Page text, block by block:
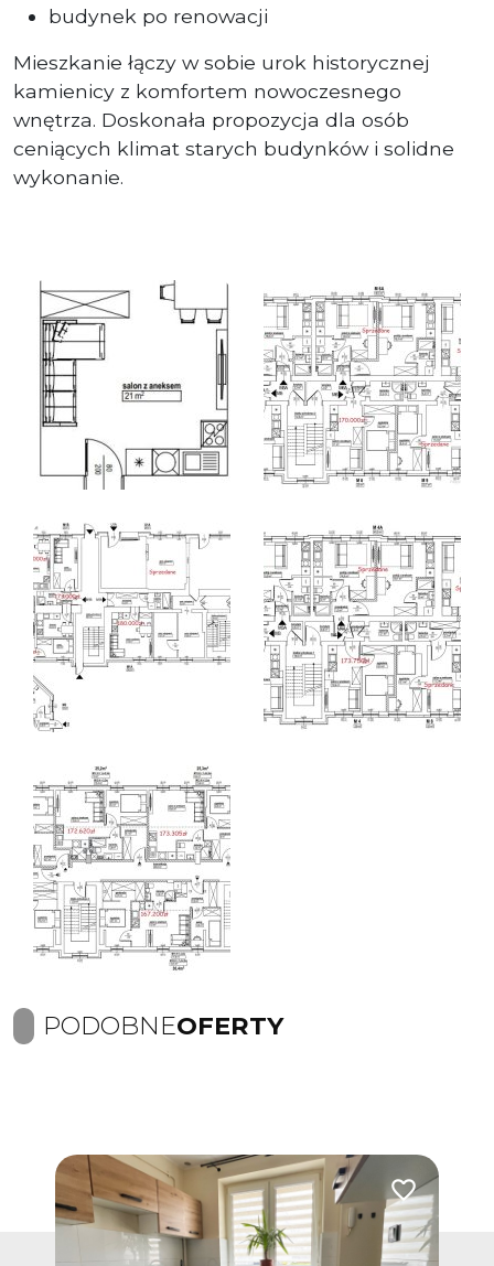
budynek po renowacji
Mieszkanie łączy w sobie urok historycznej
kamienicy z komfortem nowoczesnego
wnętrza. Doskonała propozycja dla osób
ceniących klimat starych budynków i solidne
wykonanie.
PODOBNEOFERTY
Dodaj do ulubionych Dodaj do